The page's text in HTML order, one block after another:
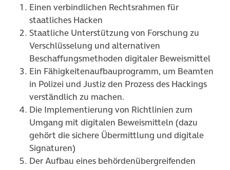
Einen verbindlichen Rechtsrahmen für
staatliches Hacken
Staatliche Unterstützung von Forschung zu
Verschlüsselung und alternativen
Beschaffungsmethoden digitaler Beweismittel
Ein Fähigkeitenaufbauprogramm, um Beamten
in Polizei und Justiz den Prozess des Hackings
verständlich zu machen.
Die Implementierung von Richtlinien zum
Umgang mit digitalen Beweismitteln (dazu
gehört die sichere Übermittlung und digitale
Signaturen)
Der Aufbau eines behördenübergreifenden